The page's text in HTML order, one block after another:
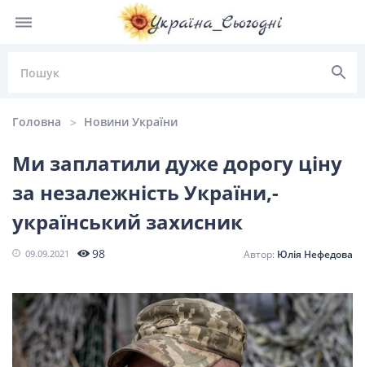
НОВИНИ УКРАЇНИ
Головні
новини
Одеса
Головна Новини України
Ми заплатили дуже дорогу ціну
за незалежність України,-
український захисник
09.09.2021 98 Юлія Нефедова